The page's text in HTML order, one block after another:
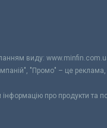
виду:
"Промо" – це реклама,
інформацію про продукти та